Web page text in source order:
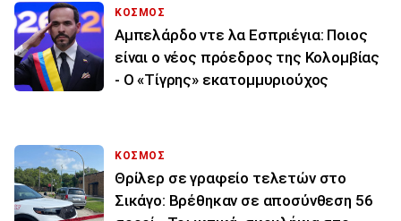
ΚΟΣΜΟΣ
Αμπελάρδο ντε λα Εσπριέγια: Ποιος
είναι ο νέος πρόεδρος της Κολομβίας
- Ο «Τίγρης» εκατομμυριούχος
ΚΟΣΜΟΣ
Θρίλερ σε γραφείο τελετών στο
Σικάγο: Βρέθηκαν σε αποσύνθεση 56